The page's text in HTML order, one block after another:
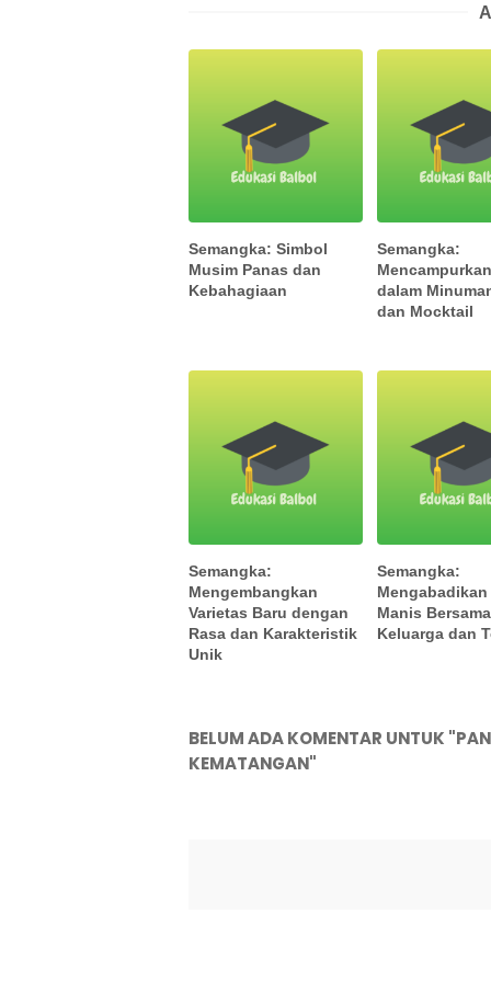
Semangka: Simbol
Musim Panas dan
Kebahagiaan
Semangka:
dalam
dan Mocktail
Semangka:
Mengembangkan
Varietas Baru dengan
Rasa dan Karakteristik
Unik
Semangka:
Mengabadikan
Manis Bersama
Keluarga dan
BELUM ADA KOMENTAR UNTUK
KEMATANGAN"